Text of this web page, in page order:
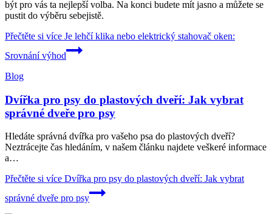
být pro vás ta nejlepší volba. Na konci budete mít jasno a můžete se
pustit do výběru sebejistě.
Přečtěte si více Je lehčí klika nebo elektrický stahovač oken:
Srovnání výhod
Blog
Dvířka pro psy do plastových dveří: Jak vybrat
správné dveře pro psy
Hledáte správná dvířka pro vašeho psa do plastových dveří?
Neztrácejte čas hledáním, v našem článku najdete veškeré informace
a…
Přečtěte si více Dvířka pro psy do plastových dveří: Jak vybrat
správné dveře pro psy